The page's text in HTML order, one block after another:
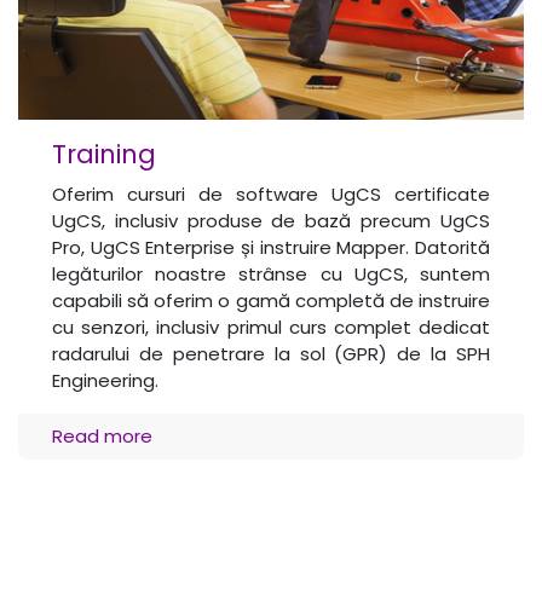
Training
Oferim cursuri de software UgCS certificate
UgCS, inclusiv produse de bază precum UgCS
Pro, UgCS Enterprise și instruire Mapper. Datorită
legăturilor noastre strânse cu UgCS, suntem
capabili să oferim o gamă completă de instruire
cu senzori, inclusiv primul curs complet dedicat
radarului de penetrare la sol (GPR) de la SPH
Engineering.
Read more